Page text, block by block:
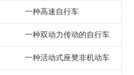
一种高速自行车
一种双动力传动的自行车
一种活动式座凳非机动车